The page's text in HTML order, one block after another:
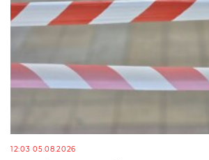
12:03 05.08.2026